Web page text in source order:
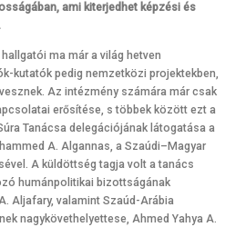
ami kiterjedhet képzési és
ma már a világ hetven
kutatók pedig nemzetközi projektekben,
Az intézmény számára már csak
erősítése, s többek között ezt a
Tanácsa delegációjának látogatása a
A. Algannas, a Szaúdi–Magyar
A küldöttség tagja volt a tanács
humánpolitikai bizottságának
Aljafary, valamint Szaúd-Arábia
nagykövethelyettese, Ahmed Yahya A.